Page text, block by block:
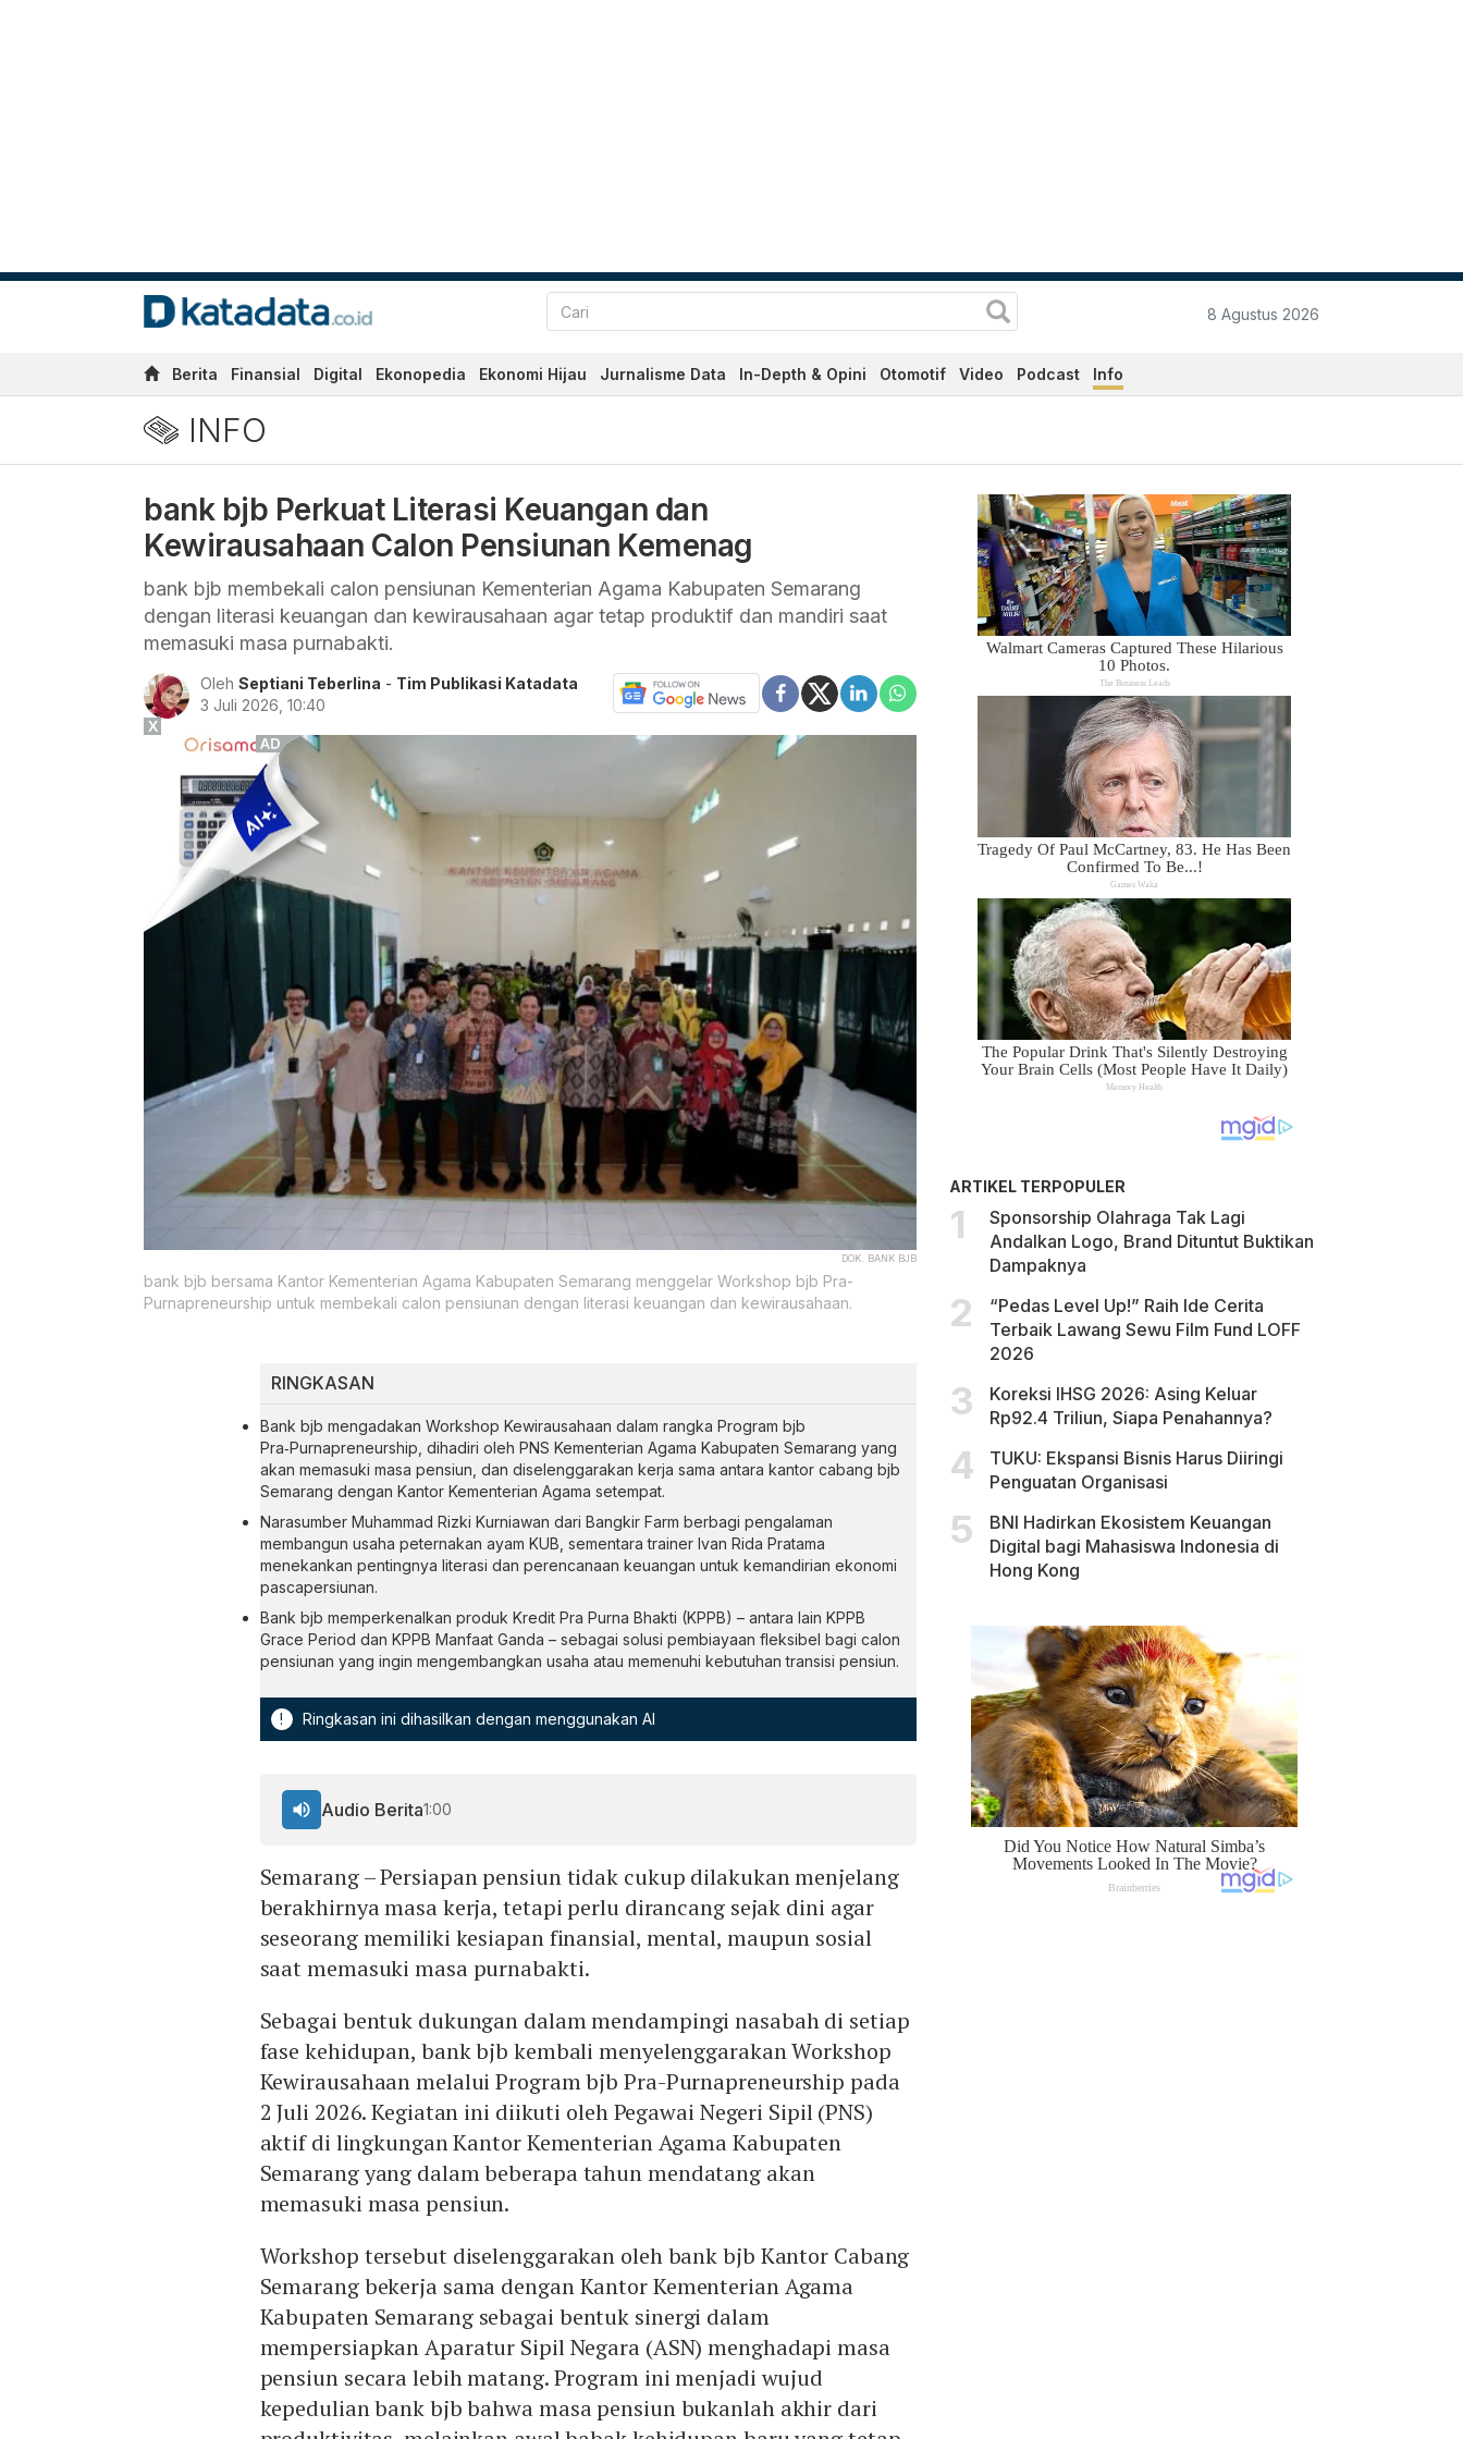
8 Agustus 2026
Berita Finansial Digital Ekonopedia Ekonomi Hijau Jurnalisme Data In-Depth & Opini Otomotif Video Podcast Info
INFO
bank bjb Perkuat Literasi Keuangan dan
Kewirausahaan Calon Pensiunan Kemenag
bank bjb membekali calon pensiunan Kementerian Agama Kabupaten Semarang
dengan literasi keuangan dan kewirausahaan agar tetap produktif dan mandiri saat
memasuki masa purnabakti.
Oleh Septiani Teberlina - Tim Publikasi Katadata
3 Juli 2026, 10:40
DOK. BANK BJB
bank bjb bersama Kantor Kementerian Agama Kabupaten Semarang menggelar Workshop bjb Pra-
Purnapreneurship untuk membekali calon pensiunan dengan literasi keuangan dan kewirausahaan.
RINGKASAN
Bank bjb mengadakan Workshop Kewirausahaan dalam rangka Program bjb
Pra‑Purnapreneurship, dihadiri oleh PNS Kementerian Agama Kabupaten Semarang yang
akan memasuki masa pensiun, dan diselenggarakan kerja sama antara kantor cabang bjb
Semarang dengan Kantor Kementerian Agama setempat.
Narasumber Muhammad Rizki Kurniawan dari Bangkir Farm berbagi pengalaman
membangun usaha peternakan ayam KUB, sementara trainer Ivan Rida Pratama
menekankan pentingnya literasi dan perencanaan keuangan untuk kemandirian ekonomi
pascapersiunan.
Bank bjb memperkenalkan produk Kredit Pra Purna Bhakti (KPPB) – antara lain KPPB
Grace Period dan KPPB Manfaat Ganda – sebagai solusi pembiayaan fleksibel bagi calon
pensiunan yang ingin mengembangkan usaha atau memenuhi kebutuhan transisi pensiun.
! Ringkasan ini dihasilkan dengan menggunakan AI
Audio Berita1:00
Semarang – Persiapan pensiun tidak cukup dilakukan menjelang
berakhirnya masa kerja, tetapi perlu dirancang sejak dini agar
seseorang memiliki kesiapan finansial, mental, maupun sosial
saat memasuki masa purnabakti.
Sebagai bentuk dukungan dalam mendampingi nasabah di setiap
fase kehidupan, bank bjb kembali menyelenggarakan Workshop
Kewirausahaan melalui Program bjb Pra-Purnapreneurship pada
2 Juli 2026. Kegiatan ini diikuti oleh Pegawai Negeri Sipil (PNS)
aktif di lingkungan Kantor Kementerian Agama Kabupaten
Semarang yang dalam beberapa tahun mendatang akan
memasuki masa pensiun.
Workshop tersebut diselenggarakan oleh bank bjb Kantor Cabang
Semarang bekerja sama dengan Kantor Kementerian Agama
Kabupaten Semarang sebagai bentuk sinergi dalam
mempersiapkan Aparatur Sipil Negara (ASN) menghadapi masa
pensiun secara lebih matang. Program ini menjadi wujud
kepedulian bank bjb bahwa masa pensiun bukanlah akhir dari
ARTIKEL TERPOPULER
Sponsorship Olahraga Tak Lagi
Andalkan Logo, Brand Dituntut Buktikan
Dampaknya
“Pedas Level Up!” Raih Ide Cerita
Terbaik Lawang Sewu Film Fund LOFF
2026
Koreksi IHSG 2026: Asing Keluar
Rp92.4 Triliun, Siapa Penahannya?
TUKU: Ekspansi Bisnis Harus Diiringi
Penguatan Organisasi
BNI Hadirkan Ekosistem Keuangan
Digital bagi Mahasiswa Indonesia di
Hong Kong
X